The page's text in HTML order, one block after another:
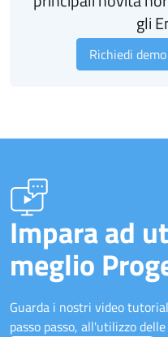
gli
Richiedi
Impara ad
meglio
Guarda i nostri video
passo passo, all'utilizzo